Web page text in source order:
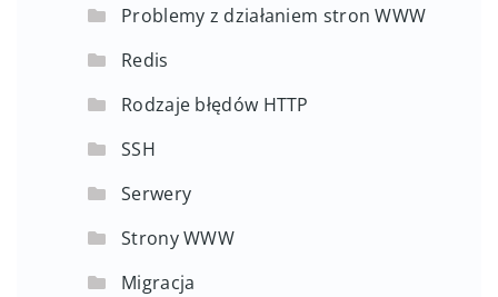
Problemy z działaniem stron WWW
Redis
Rodzaje błędów HTTP
SSH
Serwery
Strony WWW
Migracja